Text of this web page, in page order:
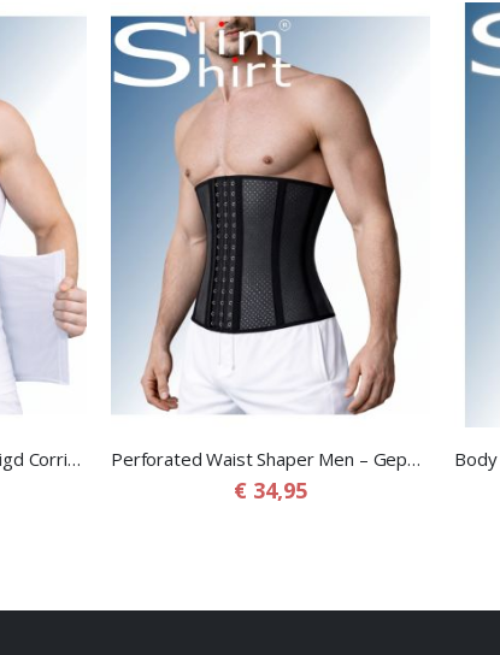
Bodyshaper – Extra Verstevigd Corrigerend Shirt met Verstelbare Buikband Perforated Waist Shaper Men – Geperforeerde Corrigerende Buikband voor Mannen
€ 34,95